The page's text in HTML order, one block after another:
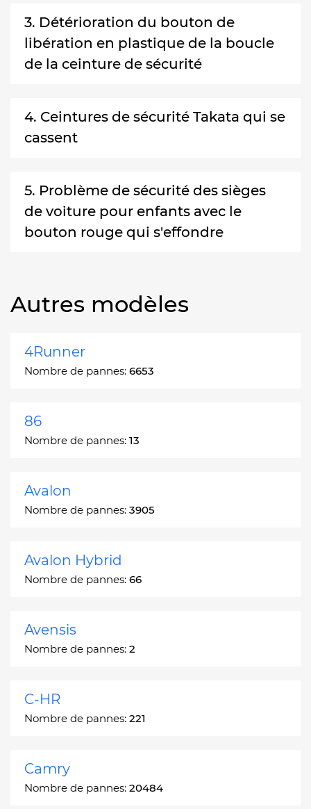
3. Détérioration du bouton de
libération en plastique de la boucle
de la ceinture de sécurité
4. Ceintures de sécurité Takata qui se
cassent
5. Problème de sécurité des sièges
de voiture pour enfants avec le
bouton rouge qui s'effondre
Autres modèles
4Runner
Nombre de pannes: 6653
86
Nombre de pannes: 13
Avalon
Nombre de pannes: 3905
Avalon Hybrid
Nombre de pannes: 66
Avensis
Nombre de pannes: 2
C-HR
Nombre de pannes: 221
Camry
Nombre de pannes: 20484